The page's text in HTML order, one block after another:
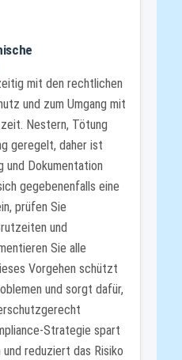
mit den rechtlichen
und zum Umgang mit
Nestern, Tötung
geregelt, daher ist
und Dokumentation
gegebenenfalls eine
prüfen Sie
und
Sie alle
Vorgehen schützt
und sorgt dafür,
Strategie spart
reduziert das Risiko